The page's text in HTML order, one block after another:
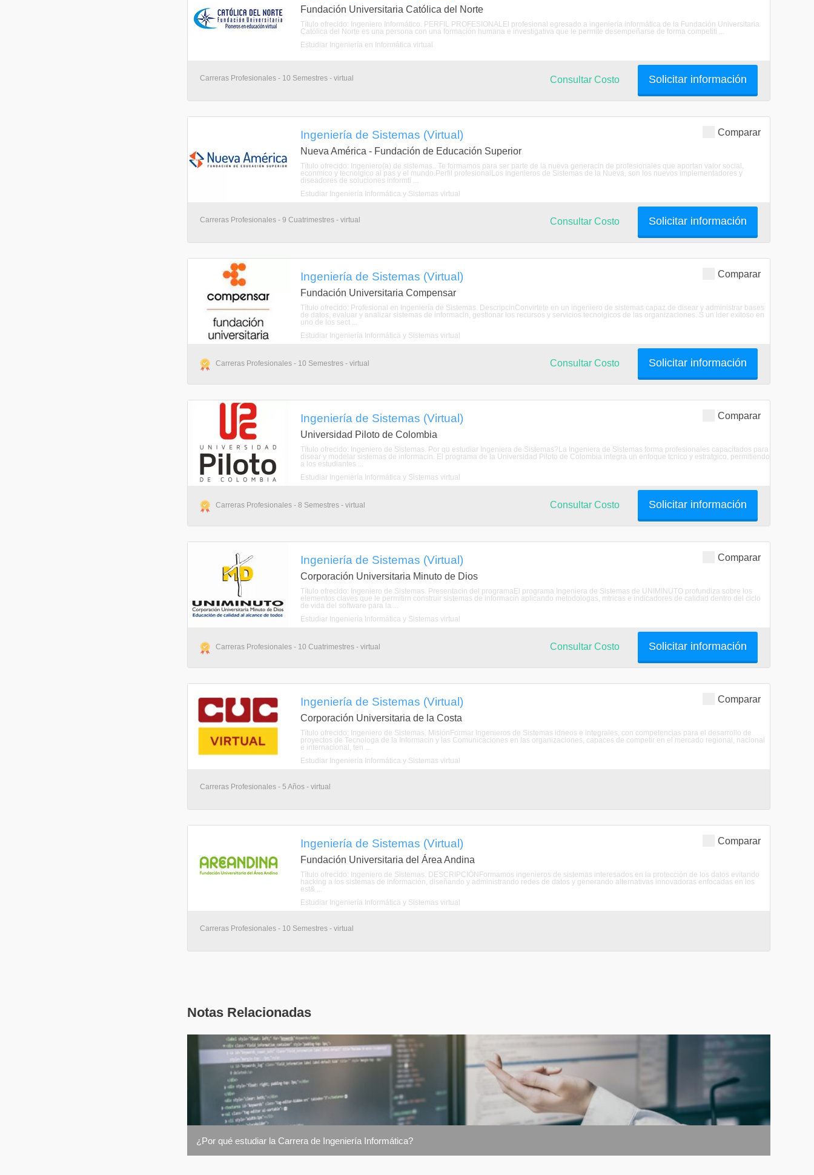
Fundación Universitaria Católica del Norte
Título ofrecido: Ingeniero Informático. PERFIL PROFESIONALEl profesional egresado a ingeniería informática de la Fundación Universitaria
Católica del Norte es una persona con una formación humana e investigativa que le permite desempeñarse de forma competiti ...
Estudiar Ingeniería en Informática virtual
Carreras Profesionales - 10 Semestres - virtual Solicitar información
Consultar Costo
Comparar
Ingeniería de Sistemas (Virtual)
Nueva América - Fundación de Educación Superior
Título ofrecido: Ingeniero(a) de sistemas.. Te formamos para ser parte de la nueva generacin de profesionales que aportan valor social,
econmico y tecnolgico al pas y el mundo.Perfil profesionalLos Ingenieros de Sistemas de la Nueva, son los nuevos implementadores y
diseadores de soluciones informti ...
Estudiar Ingeniería Informática y Sistemas virtual
Carreras Profesionales - 9 Cuatrimestres - virtual Solicitar información
Consultar Costo
Comparar
Ingeniería de Sistemas (Virtual)
Fundación Universitaria Compensar
Título ofrecido: Profesional en Ingeniería de Sistemas. DescripcinConvirtete en un ingeniero de sistemas capaz de disear y administrar bases
de datos, evaluar y analizar sistemas de informacin, gestionar los recursos y servicios tecnolgicos de las organizaciones. S un lder exitoso en
uno de los sect ...
Estudiar Ingeniería Informática y Sistemas virtual
Carreras Profesionales - 10 Semestres - virtual Solicitar información
Consultar Costo
Comparar
Ingeniería de Sistemas (Virtual)
Universidad Piloto de Colombia
Título ofrecido: Ingeniero de Sistemas. Por qu estudiar Ingeniera de Sistemas?La Ingeniera de Sistemas forma profesionales capacitados para
disear y modelar sistemas de informacin. El programa de la Universidad Piloto de Colombia integra un enfoque tcnico y estratgico, permitiendo
a los estudiantes ...
Estudiar Ingeniería Informática y Sistemas virtual
Carreras Profesionales - 8 Semestres - virtual Solicitar información
Consultar Costo
Comparar
Ingeniería de Sistemas (Virtual)
Corporación Universitaria Minuto de Dios
Título ofrecido: Ingeniero de Sistemas. Presentacin del programaEl programa Ingeniera de Sistemas de UNIMINUTO profundiza sobre los
elementos claves que le permitirn construir sistemas de informacin aplicando metodologas, mtricas e indicadores de calidad dentro del ciclo
de vida del software para la ...
Estudiar Ingeniería Informática y Sistemas virtual
Carreras Profesionales - 10 Cuatrimestres - virtual Solicitar información
Consultar Costo
Comparar
Ingeniería de Sistemas (Virtual)
Corporación Universitaria de la Costa
Título ofrecido: Ingeniero de Sistemas. MisiónFormar Ingenieros de Sistemas idneos e integrales, con competencias para el desarrollo de
proyectos de Tecnologa de la Informacin y las Comunicaciones en las organizaciones, capaces de competir en el mercado regional, nacional
e internacional, ten ...
Estudiar Ingeniería Informática y Sistemas virtual
Carreras Profesionales - 5 Años - virtual
Comparar
Ingeniería de Sistemas (Virtual)
Fundación Universitaria del Área Andina
Título ofrecido: Ingeniero de Sistemas. DESCRIPCIÓNFormamos ingenieros de sistemas interesados en la protección de los datos evitando
hacking a los sistemas de información, diseñando y administrando redes de datos y generando alternativas innovadoras enfocadas en los
est& ...
Estudiar Ingeniería Informática y Sistemas virtual
Carreras Profesionales - 10 Semestres - virtual
Notas Relacionadas
¿Por qué estudiar la Carrera de Ingeniería Informática?